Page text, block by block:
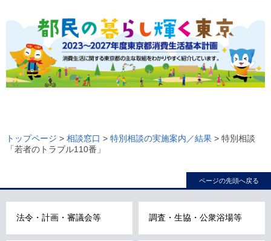
ー
カ
トップページ > 相談窓口 > 特別相談の実施案内／結果 > 特別相談
「若者のトラブル110番」
ページの先頭へ戻る
法令・計画・審議会等 調査・生協・公衆浴場等